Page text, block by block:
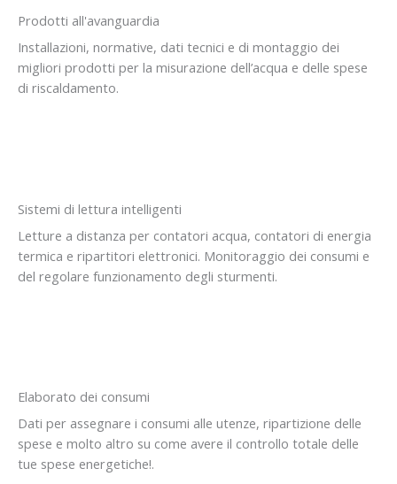
Prodotti all'avanguardia
Installazioni, normative, dati tecnici e di montaggio dei
migliori prodotti per la misurazione dell’acqua e delle spese
di riscaldamento.
Sistemi di lettura intelligenti
Letture a distanza per contatori acqua, contatori di energia
termica e ripartitori elettronici. Monitoraggio dei consumi e
del regolare funzionamento degli sturmenti.
Elaborato dei consumi
Dati per assegnare i consumi alle utenze, ripartizione delle
spese e molto altro su come avere il controllo totale delle
tue spese energetiche!.